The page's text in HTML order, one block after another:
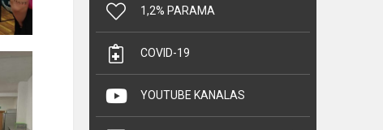
1,2% PARAMA
COVID-19
YOUTUBE KANALAS